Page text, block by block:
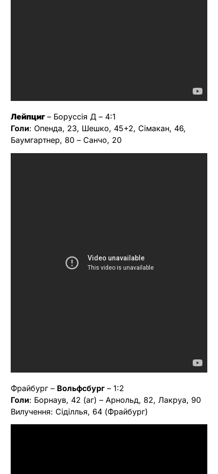
Лейпциг– Боруссія Д – 4:1
Голи: Опенда, 23, Шешко, 45+2, Сімакан, 46,
Баумгартнер, 80 – Санчо, 20
Фрайбург – Вольфсбург – 1:2
Голи: Борнаув, 42 (аг) – Арнольд, 82, Лакруа, 90
Вилучення: Сіділлья, 64 (Фрайбург)